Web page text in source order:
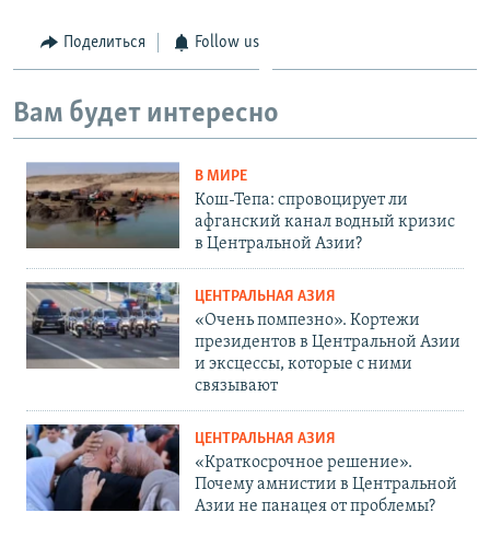
Поделиться Follow us
Вам будет интересно
В МИРЕ
Кош-Тепа: спровоцирует ли
афганский канал водный кризис
в Центральной Азии?
ЦЕНТРАЛЬНАЯ АЗИЯ
«Очень помпезно». Кортежи
президентов в Центральной Азии
и эксцессы, которые с ними
связывают
ЦЕНТРАЛЬНАЯ АЗИЯ
«Краткосрочное решение».
Почему амнистии в Центральной
Азии не панацея от проблемы?